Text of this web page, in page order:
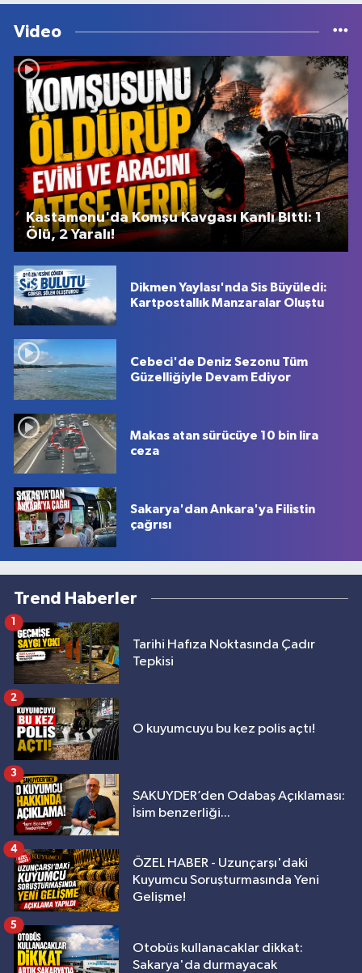
Video
Kastamonu'da Komşu Kavgası Kanlı Bitti: 1
Ölü, 2 Yaralı!
Dikmen Yaylası'nda Sis Büyüledi:
Kartpostallık Manzaralar Oluştu
Cebeci'de Deniz Sezonu Tüm
Güzelliğiyle Devam Ediyor
Makas atan sürücüye 10 bin lira
ceza
Sakarya'dan Ankara'ya Filistin
çağrısı
Trend Haberler
Tarihi Hafıza Noktasında Çadır
Tepkisi
1
O kuyumcuyu bu kez polis açtı!
2
SAKUYDER’den Odabaş Açıklaması:
İsim benzerliği...
3
ÖZEL HABER - Uzunçarşı'daki
Kuyumcu Soruşturmasında Yeni
Gelişme!
4
Otobüs kullanacaklar dikkat:
Sakarya'da durmayacak
5